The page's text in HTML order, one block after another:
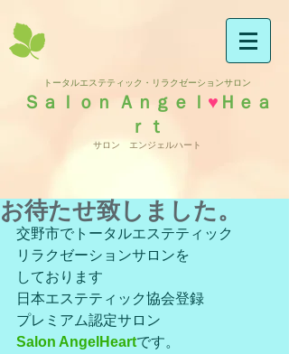
トータルエステティック・リラクゼーションサロン
Ｓａｌｏｎ Ａｎｇｅｌ ♥ Ｈｅａ
ｒｔ
サロン エンジェルハート
お待たせ致しました。
交野市でトータルエステティック
リラクゼーションサロンを
しております
日本エステティック協会登録
プレミアム認定サロン
Salon AngelHeartです。